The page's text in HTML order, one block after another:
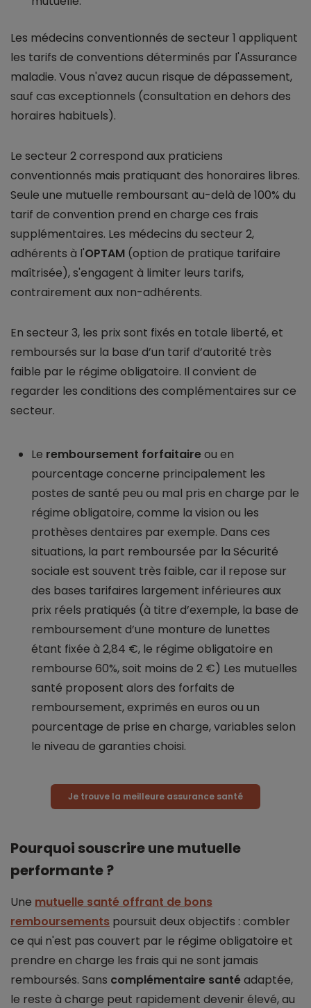
Les médecins conventionnés de secteur 1 appliquent
les tarifs de conventions déterminés par l'Assurance
maladie. Vous n'avez aucun risque de dépassement,
sauf cas exceptionnels (consultation en dehors des
horaires habituels).
Le secteur 2 correspond aux praticiens
conventionnés mais pratiquant des honoraires libres.
Seule une mutuelle remboursant au-delà de 100% du
tarif de convention prend en charge ces frais
supplémentaires. Les médecins du secteur 2,
adhérents à l'OPTAM (option de pratique tarifaire
maîtrisée), s'engagent à limiter leurs tarifs,
contrairement aux non-adhérents.
En secteur 3, les prix sont fixés en totale liberté, et
remboursés sur la base d’un tarif d’autorité très
faible par le régime obligatoire. Il convient de
regarder les conditions des complémentaires sur ce
secteur.
Le remboursement forfaitaireou en
pourcentage concerne principalement les
postes de santé peu ou mal pris en charge par le
régime obligatoire, comme la vision ou les
prothèses dentaires par exemple. Dans ces
situations, la part remboursée par la Sécurité
sociale est souvent très faible, car il repose sur
des bases tarifaires largement inférieures aux
prix réels pratiqués (à titre d’exemple, la base de
remboursement d’une monture de lunettes
étant fixée à 2,84 €, le régime obligatoire en
rembourse 60%, soit moins de 2 €) Les mutuelles
santé proposent alors des forfaits de
remboursement, exprimés en euros ou un
pourcentage de prise en charge, variables selon
le niveau de garanties choisi.
Je trouve la meilleure assurance santé
Pourquoi souscrire une mutuelle
performante ?
Une mutuelle santé offrant de bons
remboursements poursuit deux objectifs : combler
ce qui n'est pas couvert par le régime obligatoire et
prendre en charge les frais qui ne sont jamais
remboursés. Sans complémentaire santéadaptée,
le reste à charge peut rapidement devenir élevé, au